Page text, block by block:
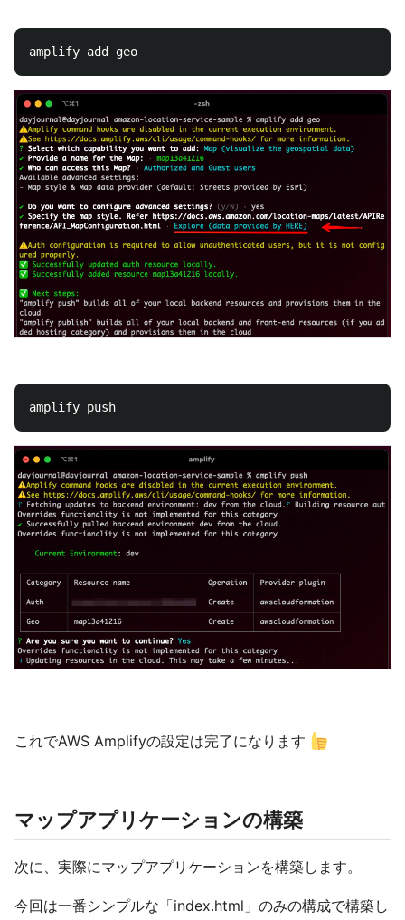
これでAWS Amplifyの設定は完了になります
マップアプリケーションの構築
次に、実際にマップアプリケーションを構築します。
今回は一番シンプルな「index.html」のみの構成で構築し